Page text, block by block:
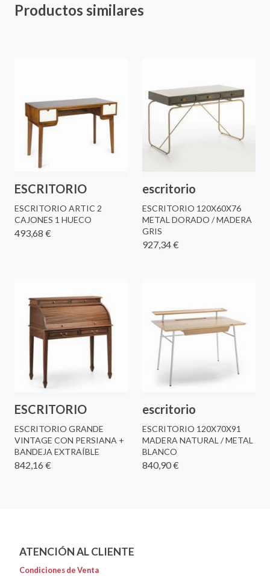
Productos similares
ESCRITORIO
ESCRITORIO ARTIC 2
CAJONES 1 HUECO
493,68 €
escritorio
ESCRITORIO 120X60X76
METAL DORADO / MADERA
GRIS
927,34 €
ESCRITORIO
ESCRITORIO GRANDE
VINTAGE CON PERSIANA +
BANDEJA EXTRAÍBLE
842,16 €
escritorio
ESCRITORIO 120X70X91
MADERA NATURAL / METAL
BLANCO
840,90 €
ATENCIÓN AL CLIENTE
Condiciones de Venta